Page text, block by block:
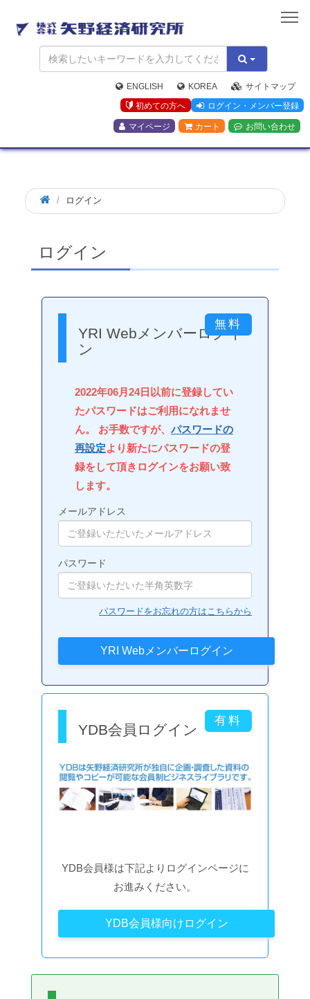
矢
野
経
済
研
究
所
ENGLISH KOREA
サイトマップ
初めての方へ
ログイン・メンバー登録
マイページ カート お問い合わせ
ログイン
ログイン
YRI Webメンバーログイ
ン
2022年06月24日以前に登録してい
たパスワードはご利用になれませ
ん。 お手数ですが、 パスワードの
再設定より新たにパスワードの登
録をして頂きログインをお願い致
します。
メールアドレス
パスワード
パスワードをお忘れの方はこちらから
YDB会員ログイン
YDB会員様は下記よりログインページに
お進みください。
YDB会員様向けログイン